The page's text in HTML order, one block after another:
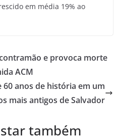
em média 19% ao
e provoca morte
ACM
60 anos de história em um
mais antigos de Salvador
também